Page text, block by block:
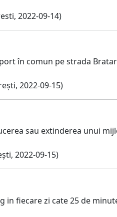
2022-09-14)
în comun pe strada
2022-09-15)
sau extinderea unui
2022-09-15)
in fiecare zi cate 25 de